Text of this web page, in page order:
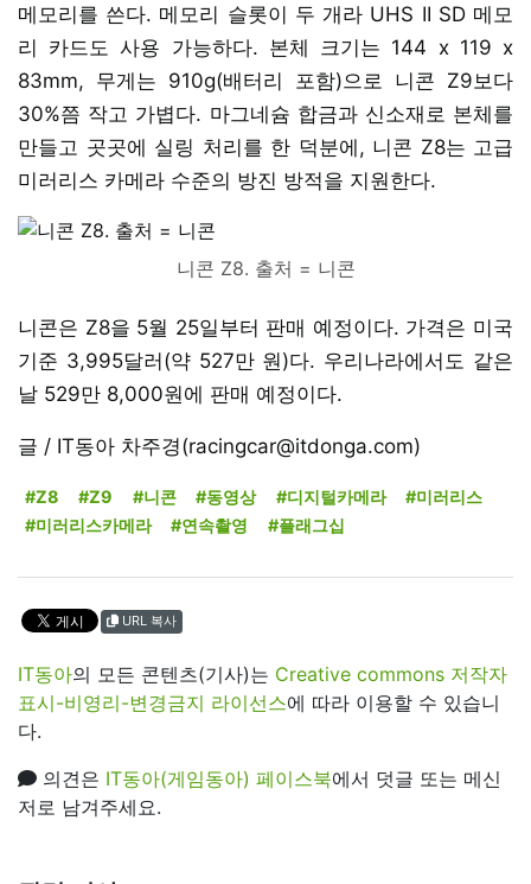
메모리를 쓴다. 메모리 슬롯이 두 개라 UHS II SD 메모
리 카드도 사용 가능하다. 본체 크기는 144 x 119 x
83mm, 무게는 910g(배터리 포함)으로 니콘 Z9보다
30%쯤 작고 가볍다. 마그네슘 합금과 신소재로 본체를
만들고 곳곳에 실링 처리를 한 덕분에, 니콘 Z8는 고급
미러리스 카메라 수준의 방진 방적을 지원한다.
니콘 Z8. 출처 = 니콘
니콘은 Z8을 5월 25일부터 판매 예정이다. 가격은 미국
기준 3,995달러(약 527만 원)다. 우리나라에서도 같은
날 529만 8,000원에 판매 예정이다.
글 / IT동아 차주경(racingcar@itdonga.com)
#Z8 #Z9 #니콘 #동영상 #디지털카메라
#미러리스
#미러리스카메라
#연속촬영 #플래그십
URL 복사
IT동아의 모든 콘텐츠(기사)는 Creative commons 저작자
표시-비영리-변경금지 라이선스에 따라 이용할 수 있습니
다.
의견은 IT동아(게임동아) 페이스북에서 덧글 또는 메신
저로 남겨주세요.